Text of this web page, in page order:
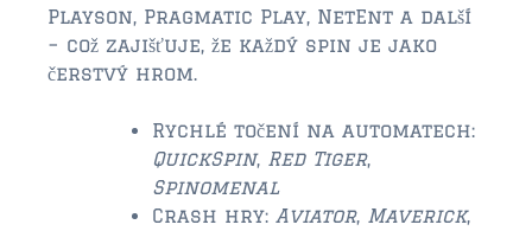
$150,000 – $350,000
$350,000 – $500,000
$500,000 – $750,000
$750,000 – $1,000,000
$1,000,000-$2,000,000
Playson, Pragmatic Play, NetEnt a další
– což zajišťuje, že každý spin je jako
čerstvý hrom.
Rychlé točení na automatech:
QuickSpin, Red Tiger,
Spinomenal
Crash hry: Aviator, Maverick,